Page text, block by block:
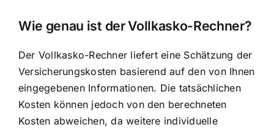
Wie genau ist der Vollkasko-Rechner?
Der Vollkasko-Rechner liefert eine Schätzung der
Versicherungskosten basierend auf den von Ihnen
eingegebenen Informationen. Die tatsächlichen
Kosten können jedoch von den berechneten
Kosten abweichen, da weitere individuelle